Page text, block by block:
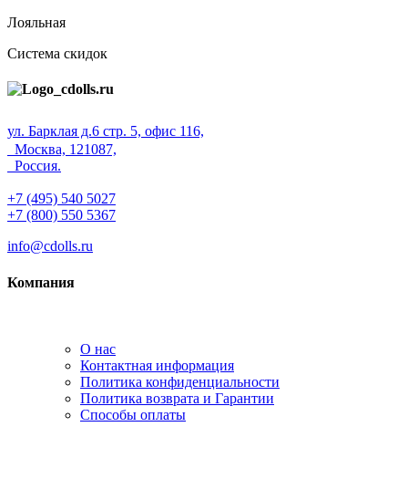
Лояльная
Система скидок
ул. Барклая д.6 стр. 5, офис 116,
Москва, 121087,
Россия.
+7 (495) 540 5027
+7 (800) 550 5367
info@cdolls.ru
Компания
О нас
Контактная информация
Политика конфиденциальности
Политика возврата и Гарантии
Способы оплаты